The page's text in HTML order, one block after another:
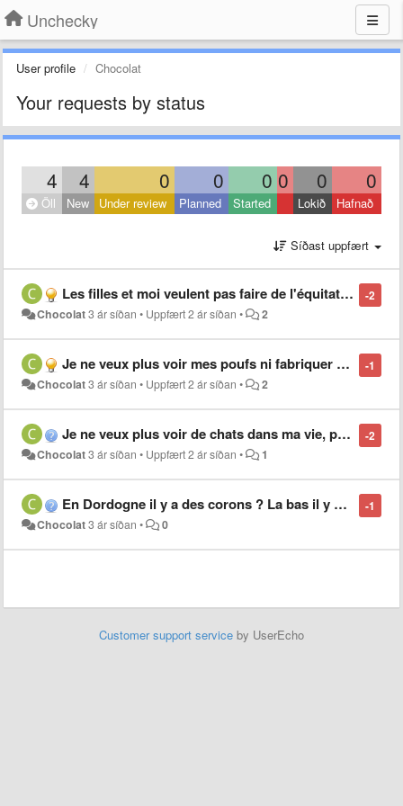
Unchecky
User profile Chocolat
Your requests by status
4 4 0 0 0 0 0 0
Öll New Under review Planned Started Lokið Hafnað
Síðast uppfært
-2
Les filles et moi veulent pas faire de l'équitation sur petits poufs en fleur et en forme de soleil
Chocolat3 ár síðan • Uppfært2 ár síðan • 2
-1
Je ne veux plus voir mes poufs ni fabriquer de poufs
Chocolat3 ár síðan • Uppfært2 ár síðan • 2
-2
Je ne veux plus voir de chats dans ma vie, possible ?
Chocolat3 ár síðan • Uppfært2 ár síðan • 1
-1
En Dordogne il y a des corons ? La bas il y a pas de chats
Chocolat3 ár síðan • 0
Customer support service by UserEcho